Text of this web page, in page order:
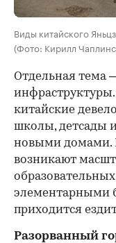
Виды китайского
(Фото: Кирилл
Отдельная тема
китайские
школы, детсады
новыми домами.
возникают
элементарными
приходится
Разорванный